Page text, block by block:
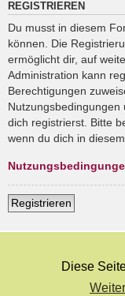
Diese
REGISTRIEREN
Du musst in diesem
können. Die
ermöglicht dir, auf
Administration kann
Berechtigungen
dich registrierst. Bitte
wenn du dich in
Registrieren